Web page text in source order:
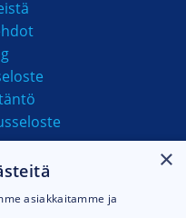
×
asiakkaitamme ja